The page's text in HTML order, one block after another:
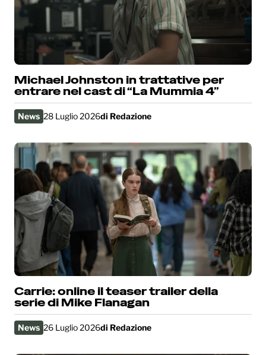
Michael Johnston in trattative per
entrare nel cast di “La Mummia 4”
News 28 Luglio 2026di Redazione
Carrie: online il teaser trailer della
serie di Mike Flanagan
News 26 Luglio 2026di Redazione